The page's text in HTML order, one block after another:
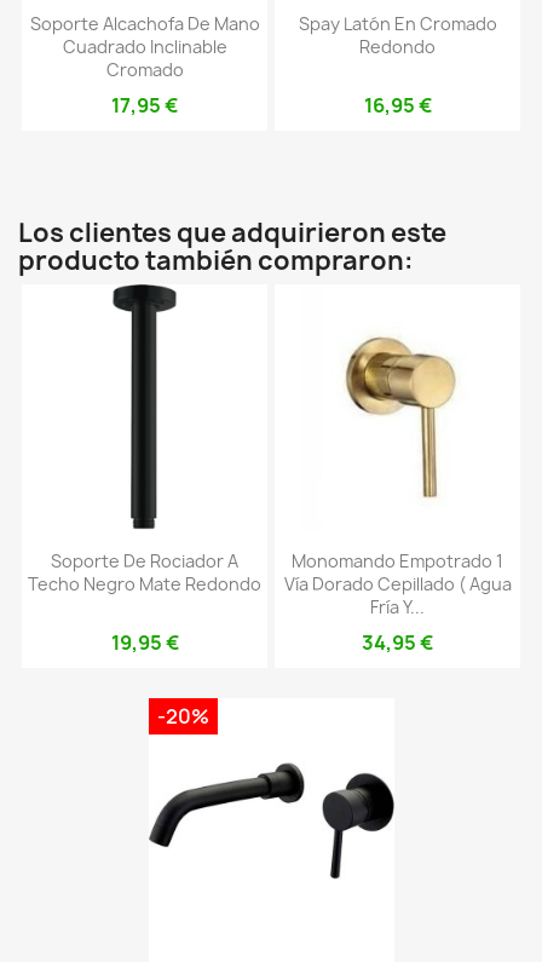
Soporte Alcachofa De Mano
Cuadrado Inclinable
Cromado
17,95 €
Spay Latón En Cromado
Redondo
16,95 €
Los clientes que adquirieron este
producto también compraron:
Soporte De Rociador A
Techo Negro Mate Redondo
19,95 €
Monomando Empotrado 1
Vía Dorado Cepillado ( Agua
Fría Y...
34,95 €
-20%